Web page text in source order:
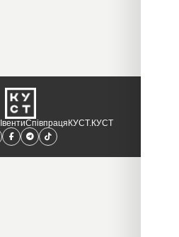
ІвентиСпівпраця КУСТ.КУСТ